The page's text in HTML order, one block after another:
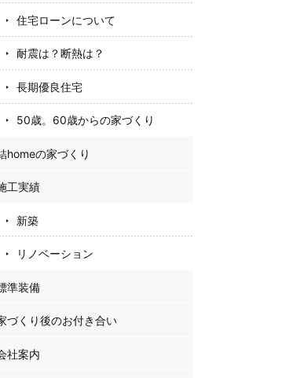
住宅ローンについて
耐震は？断熱は？
長期優良住宅
50歳。60歳からの家づくり
homeの家づくり
工実績
新築
リノベーション
準装備
づくり後のお付き合い
社案内